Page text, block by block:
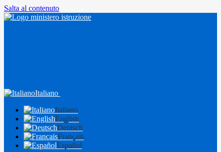
Salta al contenuto
Italiano
Italiano
English
Deutsch
Français
Español